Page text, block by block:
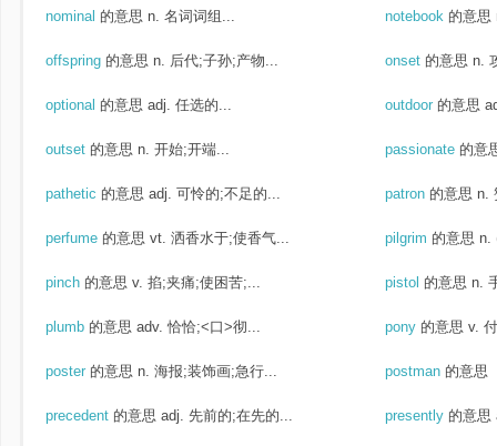
nominal 的意思 n. 名词词组... notebook 的意思
offspring 的意思 n. 后代;子孙;产物... onset 的意思 n.
optional 的意思 adj. 任选的... outdoor 的意思
outset 的意思 n. 开始;开端... passionate 的意
pathetic 的意思 adj. 可怜的;不足的... patron 的意思 n.
perfume 的意思 vt. 洒香水于;使香气... pilgrim 的意思 n.
pinch 的意思 v. 掐;夹痛;使困苦;... pistol 的意思 n.
plumb 的意思 adv. 恰恰;<口>彻... pony 的意思 v.
poster 的意思 n. 海报;装饰画;急行... postman 的意思
precedent 的意思 adj. 先前的;在先的... presently 的意思